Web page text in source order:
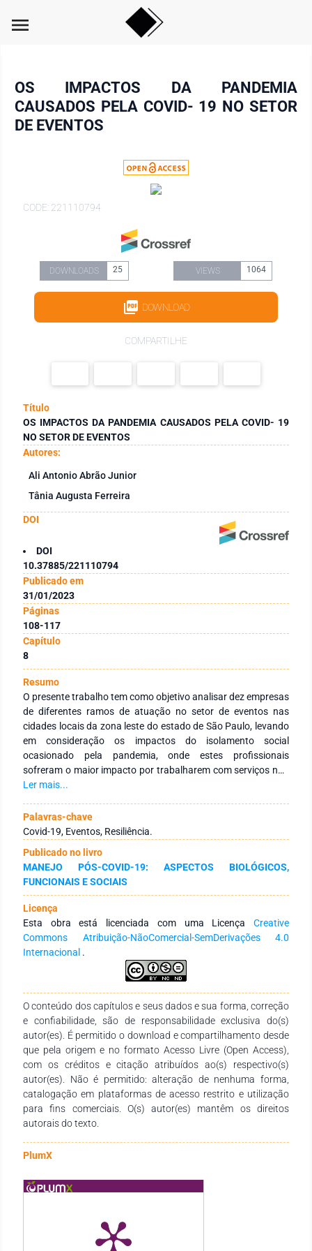
menu
OS IMPACTOS DA PANDEMIA
CAUSADOS PELA COVID- 19 NO SETOR
DE EVENTOS
CODE: 221110794
DOWNLOADS 25 VIEWS 1064
DOWNLOAD
COMPARTILHE
Título
OS IMPACTOS DA PANDEMIA CAUSADOS PELA COVID- 19
NO SETOR DE EVENTOS
Autores:
Ali Antonio Abrão Junior
Tânia Augusta Ferreira
DOI
DOI
10.37885/221110794
Publicado em
31/01/2023
Páginas
108-117
Capítulo
8
Resumo
O presente trabalho tem como objetivo analisar dez empresas
de diferentes ramos de atuação no setor de eventos nas
cidades locais da zona leste do estado de São Paulo, levando
em consideração os impactos do isolamento social
ocasionado pela pandemia, onde estes profissionais
sofreram o maior impacto por trabalharem com serviços não
essenciais, impossibilitando a execução de seus respectivos
forma, este artigo tem como foco realizar uma análise da
força empreendedora e sua resiliência em lidar com situações
de lucro zero. A metodologia de pesquisa está na aplicação
de questionário com questões pontuais aos profissionais
desta área. Como resultado esperado está à coleta de dados
que possam contribuir para um melhor direcionamento na
reconstrução das novas formas de trabalho dos profissionais
de diferentes setores de eventos a partir da realidade imposta
pela Covid-19, colaborando para a compreensão de quais os
fatores utilizados para se manter no ramo de eventos com
lucro satisfatório pós pandemia.
Ler mais...
Palavras-chave
Covid-19, Eventos, Resiliência.
Publicado no livro
MANEJO PÓS-COVID-19: ASPECTOS BIOLÓGICOS,
FUNCIONAIS E SOCIAIS
Licença
Esta obra está licenciada com uma Licença Creative
Commons Atribuição-NãoComercial-SemDerivações 4.0
Internacional .
O conteúdo dos capítulos e seus dados e sua forma, correção
e confiabilidade, são de responsabilidade exclusiva do(s)
autor(es). É permitido o download e compartilhamento desde
que pela origem e no formato Acesso Livre (Open Access),
com os créditos e citação atribuídos ao(s) respectivo(s)
autor(es). Não é permitido: alteração de nenhuma forma,
catalogação em plataformas de acesso restrito e utilização
para fins comerciais. O(s) autor(es) mantêm os direitos
autorais do texto.
PlumX